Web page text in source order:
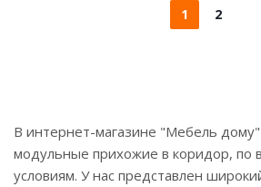
1 2
В интернет-магазине "Мебель
модульные прихожие в коридор, по
условиям. У нас представлен